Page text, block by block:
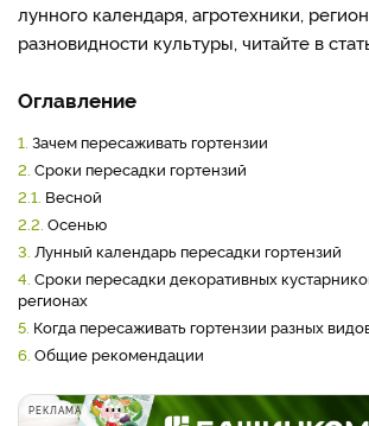
лунного календаря, агротехники,
разновидности культуры, читайте в
Оглавление
1. Зачем пересаживать гортензии
2. Сроки пересадки гортензий
2.1. Весной
2.2. Осенью
3. Лунный календарь пересадки гортензий
4. Сроки пересадки декоративных
регионах
5. Когда пересаживать гортензии разных
6. Общие рекомендации
РЕКЛАМА